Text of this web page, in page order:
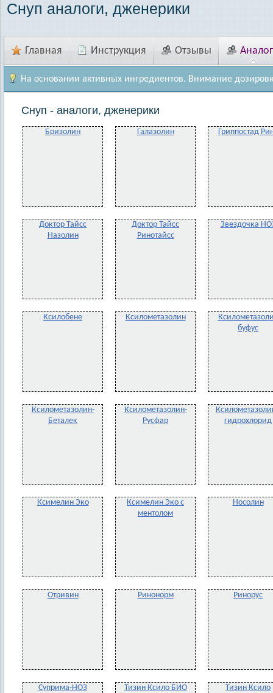
Снуп аналоги, дженерики
Главная Инструкция Отзывы
На основании активных ингредиентов. Внимание
Снуп - аналоги, дженерики
Бризолин Галазолин Гриппостад
Доктор Тайсс
Назолин
Доктор Тайсс
Ринотайсс
Звездочка
Ксилобене Ксилометазолин
буфус
Ксилометазолин-
Беталек
Ксилометазолин-
Русфар
гидрохлорид
Ксимелин Эко
Ксимелин Эко с
ментолом
Носолин
Отривин Ринонорм Ринорус
Суприма-НОЗ Тизин Ксило БИО Тизин Ксило